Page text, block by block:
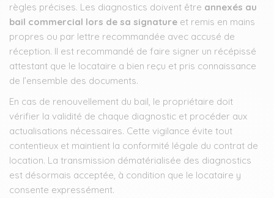
règles précises. Les diagnostics doivent être annexés au
bail commercial lors de sa signature et remis en mains
propres ou par lettre recommandée avec accusé de
réception. Il est recommandé de faire signer un récépissé
attestant que le locataire a bien reçu et pris connaissance
de l’ensemble des documents.
En cas de renouvellement du bail, le propriétaire doit
vérifier la validité de chaque diagnostic et procéder aux
actualisations nécessaires. Cette vigilance évite tout
contentieux et maintient la conformité légale du contrat de
location. La transmission dématérialisée des diagnostics
est désormais acceptée, à condition que le locataire y
consente expressément.